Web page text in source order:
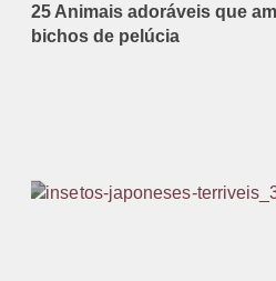
25 Animais adoráveis que
bichos de pelúcia